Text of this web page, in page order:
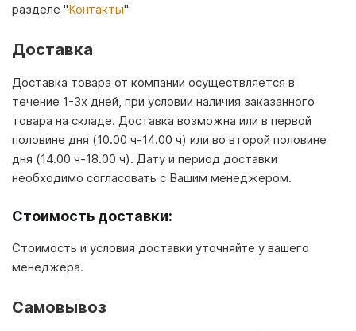
разделе "Контакты"
Доставка
Доставка товара от компании осуществляется в
течение 1-3х дней, при условии наличия заказанного
товара на складе. Доставка возможна или в первой
половине дня (10.00 ч-14.00 ч) или во второй половине
дня (14.00 ч-18.00 ч). Дату и период доставки
необходимо согласовать с Вашим менеджером.
Стоимость доставки:
Стоимость и условия доставки уточняйте у вашего
менеджера.
Самовывоз